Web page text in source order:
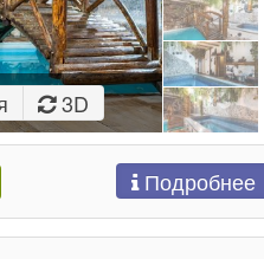
3D
Подробнее